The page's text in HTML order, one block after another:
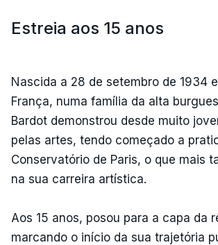
Estreia aos 15 anos
Nascida a 28 de setembro de 1934
França, numa família da alta
Bardot demonstrou desde muito
pelas artes, tendo começado a
Conservatório de Paris, o que mais
na sua carreira artística.
Aos 15 anos, posou para a capa da
marcando o início da sua trajetória